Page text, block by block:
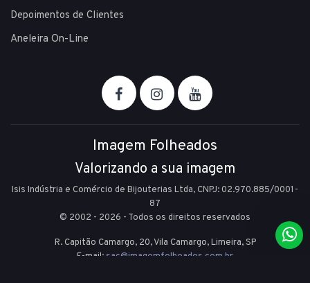
Depoimentos de Clientes
Aneleira On-Line
Imagem Folheados
Valorizando a sua imagem
Isis Indústria e Comércio de Bijouterias Ltda, CNPJ: 02.970.885/0001-
87
© 2002 - 2026 - Todos os direitos reservados
R. Capitão Camargo, 20, Vila Camargo,Limeira,SP
E-mail: sac@imagemfolheados.com.br